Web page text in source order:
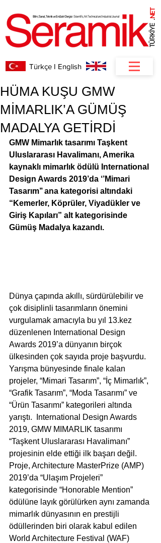
.
NET
Türkçe I English
HÜMA KUŞU GMW
MİMARLIK’A GÜMÜŞ
MADALYA GETİRDİ
GMW Mimarlık tasarımı Taşkent
Uluslararası Havalimanı, Amerika
kaynaklı mimarlık ödülü International
Design Awards 2019’da ‘’Mimari
Tasarım’’ ana kategorisi altındaki
“Kemerler, Köprüler, Viyadükler ve
Giriş Kapıları” alt kategorisinde
Gümüş Madalya kazandı.
Dünya çapında akıllı, sürdürülebilir ve
çok disiplinli tasarımların önemini
vurgulamak amacıyla bu yıl 13.kez
düzenlenen International Design
Awards 2019’a dünyanın birçok
ülkesinden çok sayıda proje başvurdu.
Yarışma bünyesinde finale kalan
projeler, “Mimari Tasarım”, “İç Mimarlık”,
“Grafik Tasarım”, “Moda Tasarımı” ve
“Ürün Tasarımı” kategorileri altında
yarıştı.  International Design Awards
2019, GMW MIMARLIK tasarımı
“Taşkent Uluslararası Havalimanı”
projesinin elde ettiği ilk başarı değil.
Proje, Architecture MasterPrize (AMP)
2019’da “Ulaşım Projeleri”
kategorisinde “Honorable Mention”
ödülüne layık görülürken aynı zamanda
mimarlık dünyasının en prestijli
ödüllerinden biri olarak kabul edilen
World Architecture Festival (WAF)